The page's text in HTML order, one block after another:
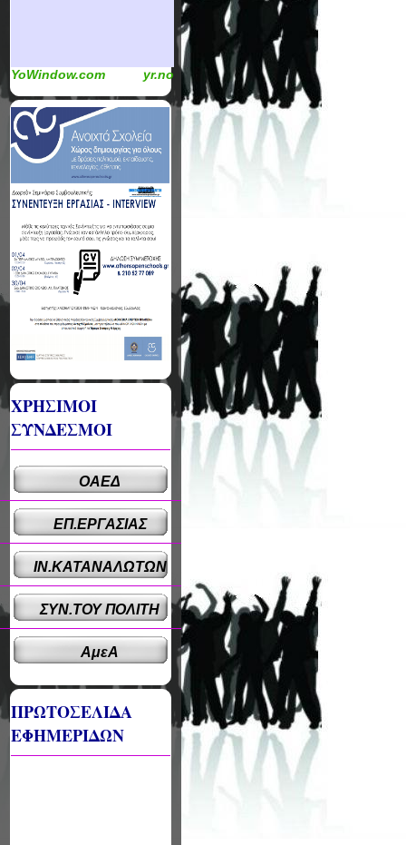
YoWindow.com yr.no
ΧΡΗΣΙΜΟΙ
ΣΥΝΔΕΣΜΟΙ
ΟΑΕΔ
ΕΠ.ΕΡΓΑΣΙΑΣ
ΙΝ.ΚΑΤΑΝΑΛΩΤΩΝ
ΣΥΝ.ΤΟΥ ΠΟΛΙΤΗ
ΑμεΑ
ΠΡΩΤΟΣΕΛΙΔΑ
ΕΦΗΜΕΡΙΔΩΝ